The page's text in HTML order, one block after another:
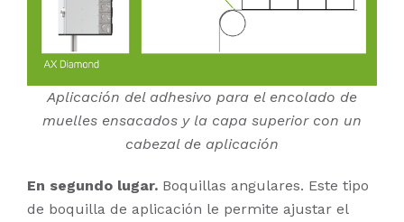
Aplicación del adhesivo para el encolado de
muelles ensacados y la capa superior con un
cabezal de aplicación
En segundo lugar. Boquillas angulares. Este tipo
de boquilla de aplicación le permite ajustar el